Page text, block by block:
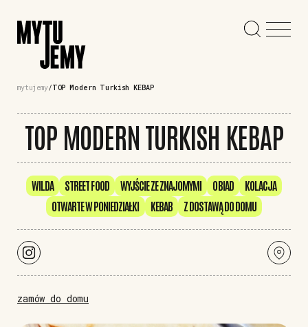
mytujemy TOP Modern Turkish KEBAP
TOP MODERN TURKISH KEBAP
WILDA STREET FOOD WYJŚCIE ZE ZNAJOMYMI OBIAD
KOLACJA
OTWARTE W PONIEDZIAŁKI
KEBAB Z DOSTAWĄ DO DOMU
zamów do domu